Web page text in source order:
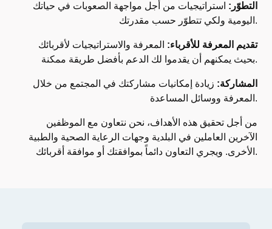
التطوّر: استراتيجيات من أجل مواجهة الصعوبات في حياتك
اليومية ولكي تتطوّر حسب مقدرتك.
تقديم المعرفة للأقرباء: المعرفة والاستراتيجيات لأقربائك
بحيث يمكنهم أن يقدموا لك الدعم بأفضل طريقة ممكنة.
المشاركة: زيادة إمكانيات مشاركتك في المجتمع من خلال
المعرفة ووسائل المساعدة.
من أجل تحقيق هذه الأهداف، نحن نتعاون مع الموظفين
الآخرين العاملين في البلدية وجهات الرعاية الصحية والطبية
الأخرى. ويجري التعاون دائماً بموافقتك أو موافقة أقربائك.